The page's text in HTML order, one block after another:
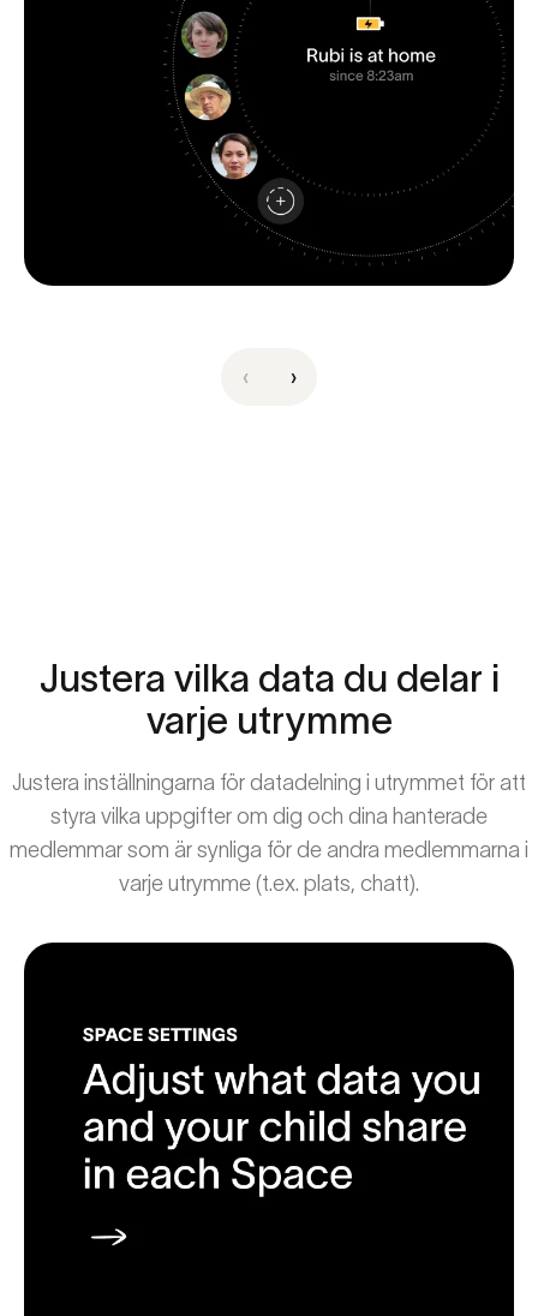
‹ ›
Justera vilka data du delar i
varje utrymme
Justera inställningarna för datadelning i utrymmet för att
styra vilka uppgifter om dig och dina hanterade
medlemmar som är synliga för de andra medlemmarna i
varje utrymme (t.ex. plats, chatt).